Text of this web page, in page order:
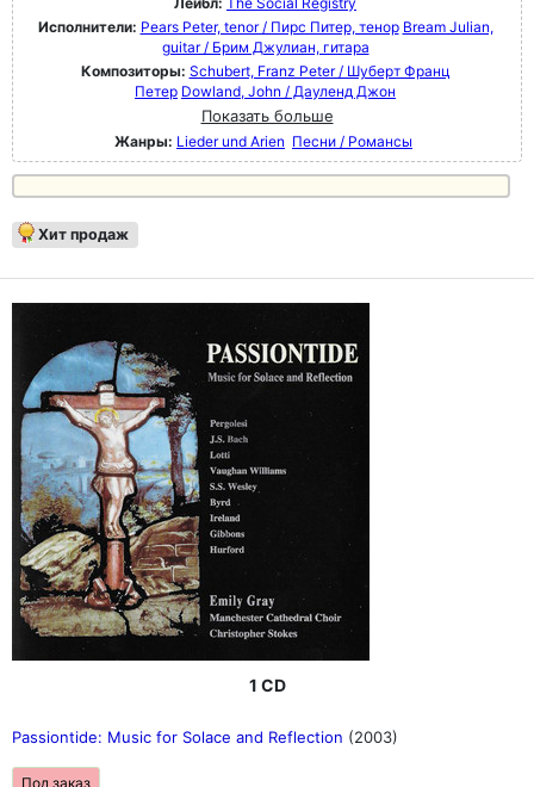
Исполнители: Pears Peter, tenor / Пирс Питер, тенор Bream Julian,
guitar / Брим Джулиан, гитара
Композиторы: Schubert, Franz Peter / Шуберт Франц
Петер Dowland, John / Дауленд Джон
Показать больше
Жанры: Lieder und Arien Песни / Романсы
Хит продаж
1 CD
Passiontide: Music for Solace and Reflection (2003)
Под заказ